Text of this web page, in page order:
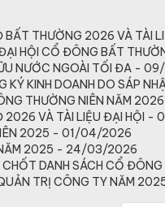
BẤT THƯỜNG 2026 VÀ
HỘI CỔ ĐÔNG BẤT
NƯỚC NGOÀI TỐI ĐA -
KÝ KINH DOANH DO SÁP
THƯỜNG NIÊN NĂM
2026 VÀ TÀI LIỆU ĐẠI HỘI
2025 - 01/04/2026
NĂM 2025 - 24/03/2026
CHỐT DANH SÁCH CỔ
TRỊ CÔNG TY NĂM